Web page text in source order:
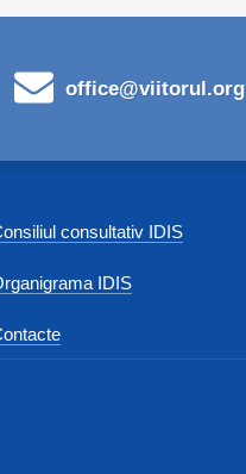
office@viitorul.org
consultativ IDIS
IDIS